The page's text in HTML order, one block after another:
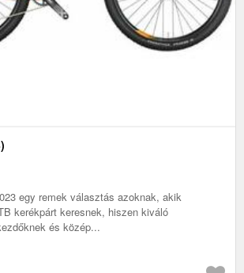
egy remek választás azoknak, akik
kerékpárt keresnek, hiszen kiváló
és közép...